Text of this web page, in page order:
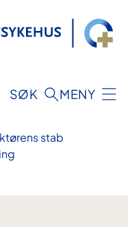
SØK MENY
stab